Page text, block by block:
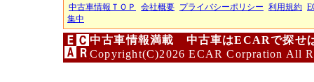
中古車情報ＴＯＰ 会社概要 プライバシーポリシー 利用規約
集中
中古車情報満載 中古車はECARで探せ
Copyright(C)2026 ECAR Corpration All